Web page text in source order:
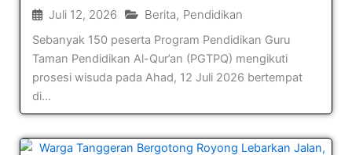
Juli 12, 2026 Berita, Pendidikan
Sebanyak 150 peserta Program Pendidikan Guru
Taman Pendidikan Al-Qur’an (PGTPQ) mengikuti
prosesi wisuda pada Ahad, 12 Juli 2026 bertempat
di...